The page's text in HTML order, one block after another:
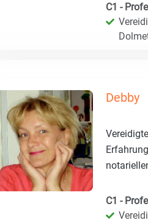
C1 -
Debby
C1 -